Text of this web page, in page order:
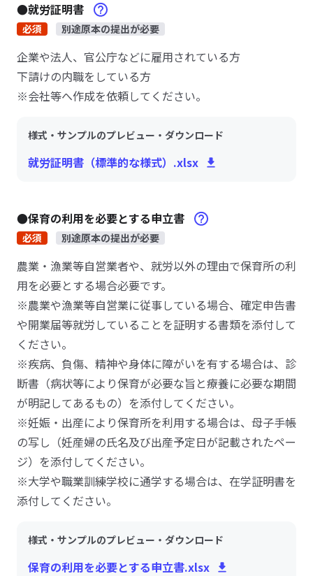
●就労証明書
必須 別途原本の提出が必要
企業や法人、官公庁などに雇用されている方
下請けの内職をしている方
※会社等へ作成を依頼してください。
様式・サンプルのプレビュー・ダウンロード
就労証明書（標準的な様式）.xlsx
●保育の利用を必要とする申立書
必須 別途原本の提出が必要
農業・漁業等自営業者や、就労以外の理由で保育所の利
用を必要とする場合必要です。
※農業や漁業等自営業に従事している場合、確定申告書
や開業届等就労していることを証明する書類を添付して
ください。
※疾病、負傷、精神や身体に障がいを有する場合は、診
断書（病状等により保育が必要な旨と療養に必要な期間
が明記してあるもの）を添付してください。
※妊娠・出産により保育所を利用する場合は、母子手帳
の写し（妊産婦の氏名及び出産予定日が記載されたペー
ジ）を添付してください。
※大学や職業訓練学校に通学する場合は、在学証明書を
添付してください。
様式・サンプルのプレビュー・ダウンロード
保育の利用を必要とする申立書.xlsx